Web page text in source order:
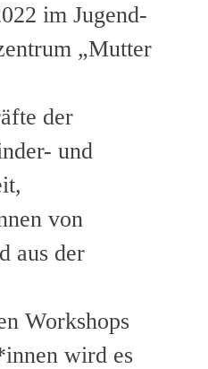
im Jugend-
„Mutter
der
und
von
aus der
Workshops
wird es